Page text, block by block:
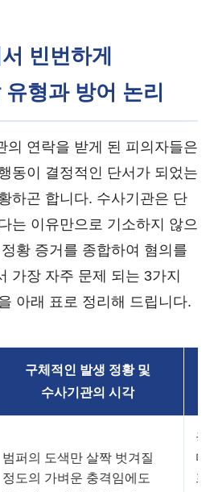
빈번하게
형과 방어 논리
의 연락을 받게 된 피의자들은
동이 결정적인 단서가 되었는
하곤 합니다. 수사기관은 단
는 이유만으로 기소하지 않으
황 증거를 종합하여 혐의를
가장 자주 문제 되는 3가지
아래 표로 정리해 드립니다.
구체적인 발생 정황 및
수사기관의 시각
범퍼의 도색만 살짝 벗겨질
정도의 가벼운 충격임에도
국
마
프